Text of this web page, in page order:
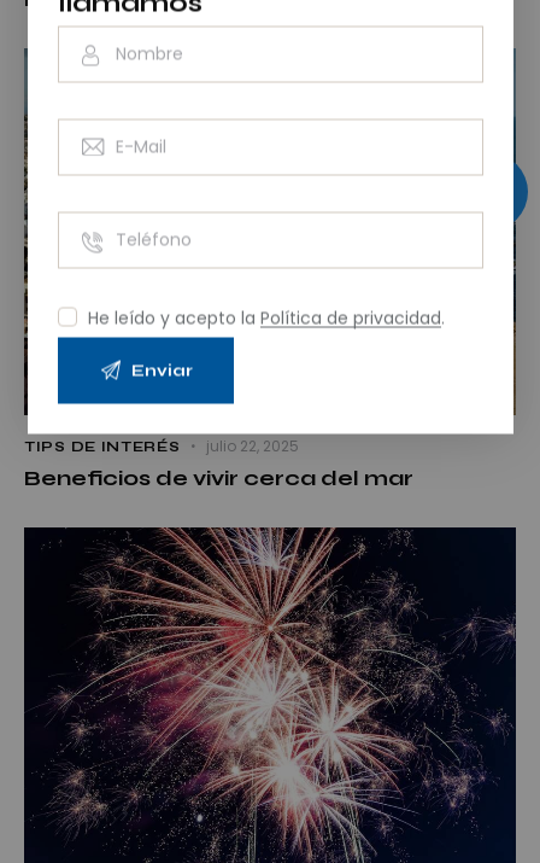
TIPS DE INTERÉS julio 22, 2025
Beneficios de vivir cerca del mar
He leído y acepto la Política de privacidad.